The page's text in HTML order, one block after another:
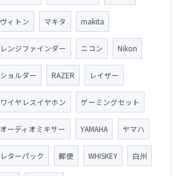
ヴィトン マキタ makita
レンジファインダー ニコン Nikon
ショルダー RAZER レイザー
ワイヤレスイヤホン ゲーミングセット
オーディオミキサー YAMAHA ヤマハ
レターパック 郵便 WHISKEY 白州